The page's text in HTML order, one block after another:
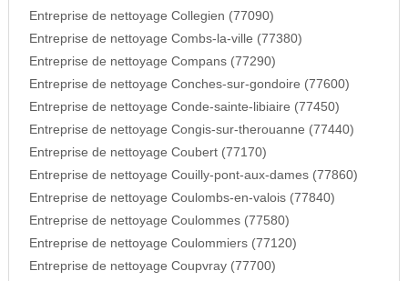
Entreprise de nettoyage Collegien (77090)
Entreprise de nettoyage Combs-la-ville (77380)
Entreprise de nettoyage Compans (77290)
Entreprise de nettoyage Conches-sur-gondoire (77600)
Entreprise de nettoyage Conde-sainte-libiaire (77450)
Entreprise de nettoyage Congis-sur-therouanne (77440)
Entreprise de nettoyage Coubert (77170)
Entreprise de nettoyage Couilly-pont-aux-dames (77860)
Entreprise de nettoyage Coulombs-en-valois (77840)
Entreprise de nettoyage Coulommes (77580)
Entreprise de nettoyage Coulommiers (77120)
Entreprise de nettoyage Coupvray (77700)